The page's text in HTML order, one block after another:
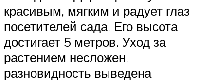
красивым, мягким и радует глаз
посетителей сада. Его высота
достигает 5 метров. Уход за
растением несложен,
разновидность выведена